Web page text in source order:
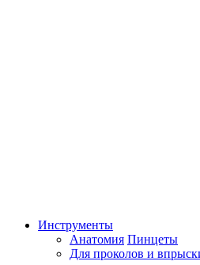
Инструменты
Анатомия Пинцеты
Для проколов и